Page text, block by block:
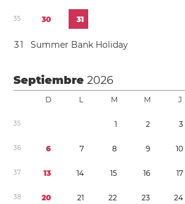
35 30 31
31 Summer Bank Holiday
Septiembre2026
D L M M J
35 1 2 3
36 6 7 8 9 10
37 13 14 15 16 17
38 20 21 22 23 24